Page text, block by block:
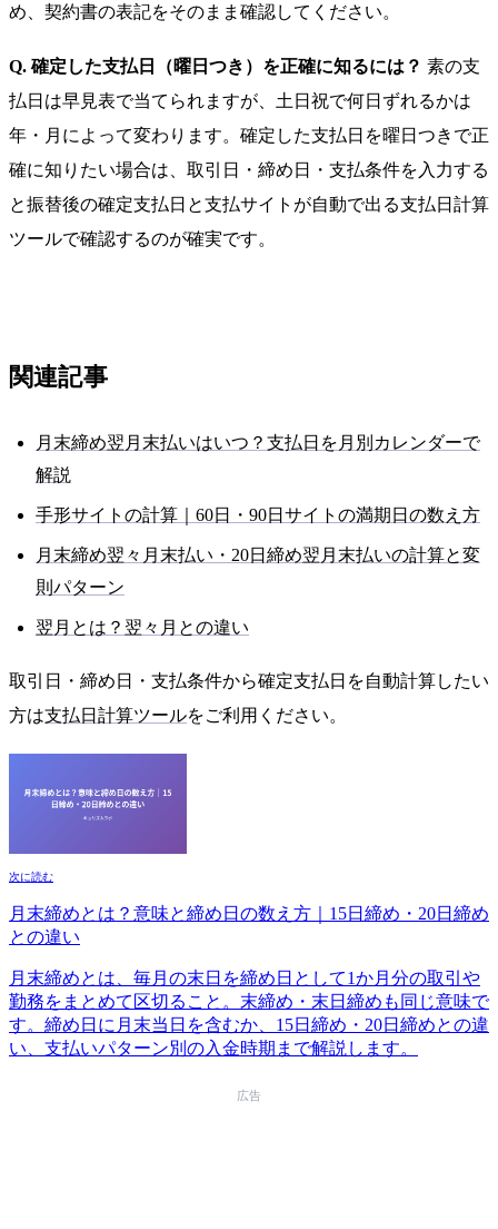
め、契約書の表記をそのまま確認してください。
Q. 確定した支払日（曜日つき）を正確に知るには？ 素の支
払日は早見表で当てられますが、土日祝で何日ずれるかは
年・月によって変わります。確定した支払日を曜日つきで正
確に知りたい場合は、取引日・締め日・支払条件を入力する
と振替後の確定支払日と支払サイトが自動で出る支払日計算
ツールで確認するのが確実です。
関連記事
月末締め翌月末払いはいつ？支払日を月別カレンダーで
解説
手形サイトの計算｜60日・90日サイトの満期日の数え方
月末締め翌々月末払い・20日締め翌月末払いの計算と変
則パターン
翌月とは？翌々月との違い
取引日・締め日・支払条件から確定支払日を自動計算したい
方は支払日計算ツールをご利用ください。
次に読む
月末締めとは？意味と締め日の数え方｜15日締め・20日締め
との違い
月末締めとは、毎月の末日を締め日として1か月分の取引や
勤務をまとめて区切ること。末締め・末日締めも同じ意味で
す。締め日に月末当日を含むか、15日締め・20日締めとの違
い、支払いパターン別の入金時期まで解説します。
広告